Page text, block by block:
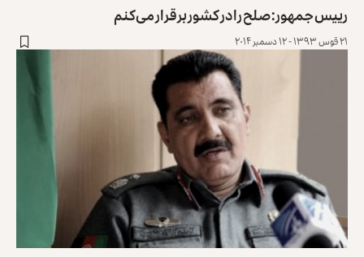
رييس جمهور: صلح را در کشور برقرار می‌کنم
۲۱ قوس ۱۳۹۳ - ۱۲ دسمبر ۲۰۱۴